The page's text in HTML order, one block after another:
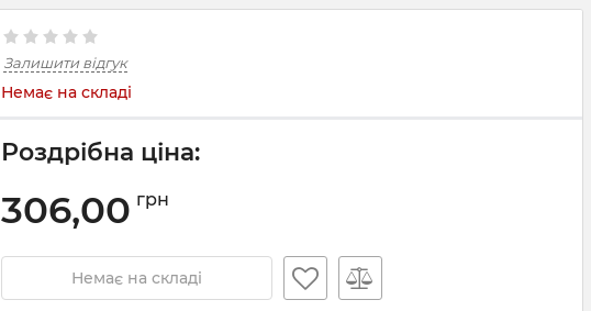
Залишити відгук
Немає на складі
Роздрібна ціна:
306,00 грн
Немає на складі